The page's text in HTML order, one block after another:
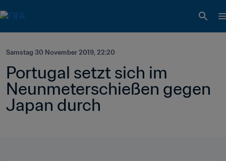
Samstag 30 November 2019, 22:20
Portugal setzt sich im
Neunmeterschießen gegen
Japan durch